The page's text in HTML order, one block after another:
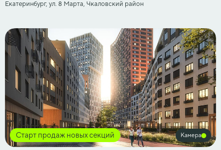
Екатеринбург, ул. 8 Марта, Чкаловский район
Старт продаж новых секций Камера